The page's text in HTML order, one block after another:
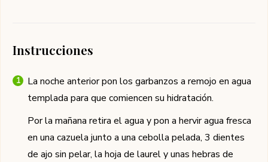
Instrucciones
La noche anterior pon los garbanzos a remojo en agua
templada para que comiencen su hidratación.
Por la mañana retira el agua y pon a hervir agua fresca
en una cazuela junto a una cebolla pelada, 3 dientes
de ajo sin pelar, la hoja de laurel y unas hebras de